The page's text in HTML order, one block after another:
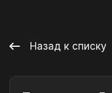
Назад к списку